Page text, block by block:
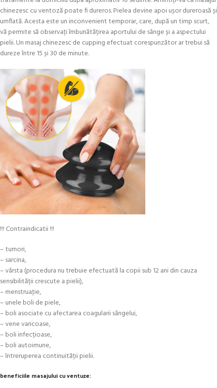
chinezesc cu ventoză poate fi dureros. Pielea devine apoi ușor dureroasă și
umflată. Acesta este un inconvenient temporar, care, după un timp scurt,
vă permite să observați îmbunătățirea aportului de sânge și a aspectului
pielii. Un masaj chinezesc de cupping efectuat corespunzător ar trebui să
dureze între 15 și 30 de minute.
!!! Contraindicatii !!!
– tumori,
– sarcina,
– vârsta (procedura nu trebuie efectuată la copii sub 12 ani din cauza
sensibilității crescute a pielii),
– menstruaţie,
– unele boli de piele,
– boli asociate cu afectarea coagularii sângelui,
– vene varicoase,
– boli infecțioase,
– boli autoimune,
– întreruperea continuității pielii.
beneficiile masajului cu ventuze: